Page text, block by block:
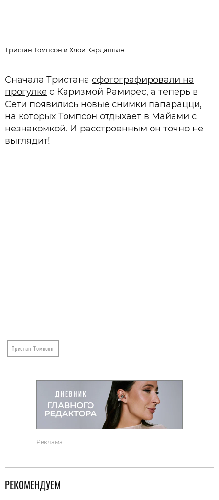
Тристан Томпсон и Хлои Кардашьян
Сначала Тристана сфотографировали на
прогулке с Каризмой Рамирес, а теперь в
Сети появились новые снимки папарацци,
на которых Томпсон отдыхает в Майами с
незнакомкой. И расстроенным он точно не
выглядит!
Тристан Томпсон
Реклама
РЕКОМЕНДУЕМ